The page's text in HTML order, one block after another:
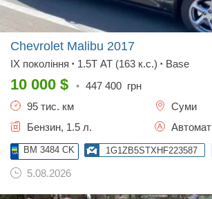
Chevrolet Malibu 2017
IX покоління • 1.5T AT (163 к.с.) • Base
10 000 $ • 447 400 грн
95 тис. км
Суми
Бензин, 1.5 л.
Автомат
BM 3484 CK 1G1ZB5STXHF223587
5.08.2026